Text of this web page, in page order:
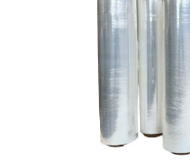
LISTAS DE DESEOS
CARRITO